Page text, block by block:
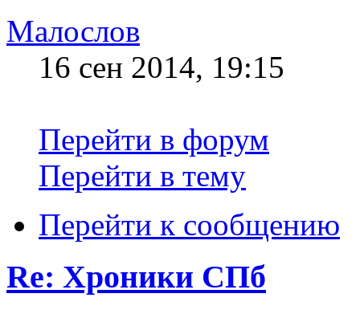
Малослов
16 сен 2014, 19:15
Перейти в форум
Перейти в тему
Перейти к сообщению
Re: Хроники СПб